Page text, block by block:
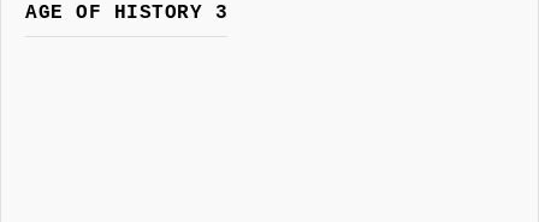
AGE OF HISTORY 3